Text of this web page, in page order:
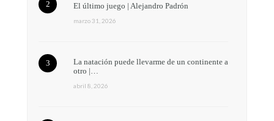
El último juego | Alejandro Padrón
marzo 31, 2026
La natación puede llevarme de un continente a
otro |…
abril 8, 2026